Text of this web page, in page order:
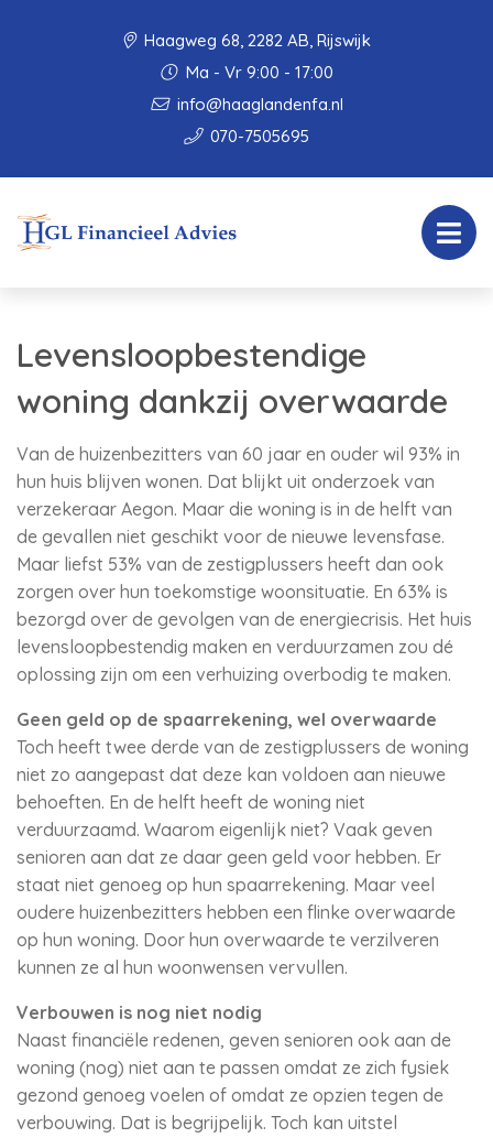
Haagweg 68, 2282 AB, Rijswijk
Ma - Vr 9:00 - 17:00
info@haaglandenfa.nl
070-7505695
Levensloopbestendige
woning dankzij overwaarde
Van de huizenbezitters van 60 jaar en ouder wil 93% in
hun huis blijven wonen. Dat blijkt uit onderzoek van
verzekeraar Aegon. Maar die woning is in de helft van
de gevallen niet geschikt voor de nieuwe levensfase.
Maar liefst 53% van de zestigplussers heeft dan ook
zorgen over hun toekomstige woonsituatie. En 63% is
bezorgd over de gevolgen van de energiecrisis. Het huis
levensloopbestendig maken en verduurzamen zou dé
oplossing zijn om een verhuizing overbodig te maken.
Geen geld op de spaarrekening, wel overwaarde
Toch heeft twee derde van de zestigplussers de woning
niet zo aangepast dat deze kan voldoen aan nieuwe
behoeften. En de helft heeft de woning niet
verduurzaamd. Waarom eigenlijk niet? Vaak geven
senioren aan dat ze daar geen geld voor hebben. Er
staat niet genoeg op hun spaarrekening. Maar veel
oudere huizenbezitters hebben een flinke overwaarde
op hun woning. Door hun overwaarde te verzilveren
kunnen ze al hun woonwensen vervullen.
Verbouwen is nog niet nodig
Naast financiële redenen, geven senioren ook aan de
woning (nog) niet aan te passen omdat ze zich fysiek
gezond genoeg voelen of omdat ze opzien tegen de
verbouwing. Dat is begrijpelijk. Toch kan uitstel